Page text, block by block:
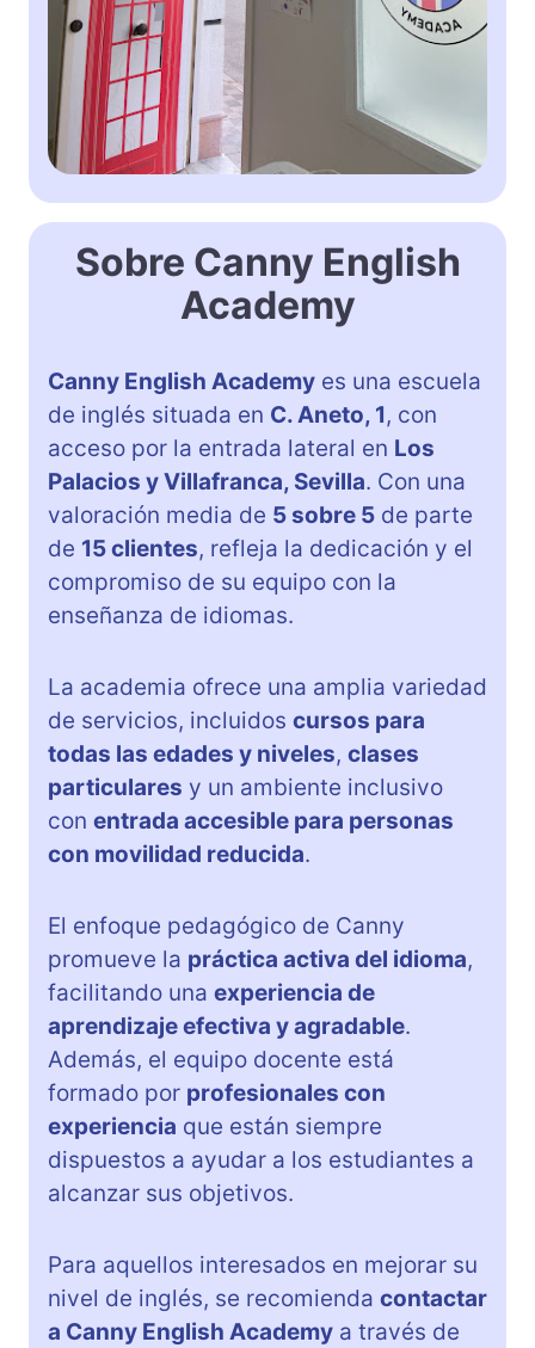
Sobre Canny English
Academy
Canny English Academy es una escuela
de inglés situada en C. Aneto, 1, con
acceso por la entrada lateral en Los
Palacios y Villafranca, Sevilla. Con una
valoración media de 5 sobre 5 de parte
de 15 clientes, refleja la dedicación y el
compromiso de su equipo con la
enseñanza de idiomas.
La academia ofrece una amplia variedad
de servicios, incluidos cursos para
todas las edades y niveles, clases
particulares y un ambiente inclusivo
con entrada accesible para personas
con movilidad reducida.
El enfoque pedagógico de Canny
promueve la práctica activa del idioma,
facilitando una experiencia de
aprendizaje efectiva y agradable.
Además, el equipo docente está
formado por profesionales con
experiencia que están siempre
dispuestos a ayudar a los estudiantes a
alcanzar sus objetivos.
Para aquellos interesados en mejorar su
nivel de inglés, se recomienda contactar
a Canny English Academy a través de